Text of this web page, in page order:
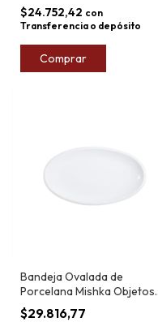
$24.752,42 con
Transferencia o depósito
Comprar
Bandeja Ovalada de
Porcelana Mishka Objetos
46cm
$29.816,77